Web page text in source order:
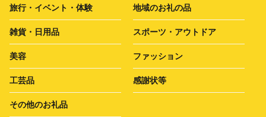
旅行・イベント・体験 地域のお礼の品
雑貨・日用品 スポーツ・アウトドア
美容 ファッション
工芸品 感謝状等
その他のお礼品